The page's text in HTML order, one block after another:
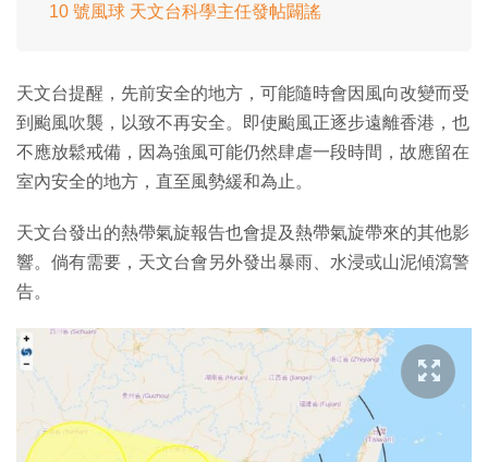
10 號風球 天文台科學主任發帖闢謠
天文台提醒，先前安全的地方，可能隨時會因風向改變而受
到颱風吹襲，以致不再安全。即使颱風正逐步遠離香港，也
不應放鬆戒備，因為強風可能仍然肆虐一段時間，故應留在
室內安全的地方，直至風勢緩和為止。
天文台發出的熱帶氣旋報告也會提及熱帶氣旋帶來的其他影
響。倘有需要，天文台會另外發出暴雨、水浸或山泥傾瀉警
告。